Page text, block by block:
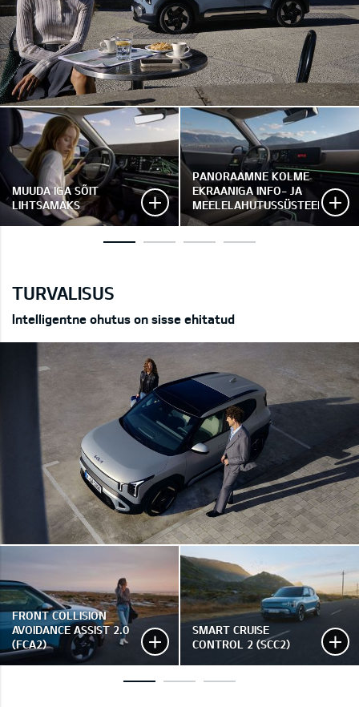
MUUDA IGA SÕIT
LIHTSAMAKS
PANORAAMNE KOLME
EKRAANIGA INFO- JA
MEELELAHUTUSSÜSTEEM
TURVALISUS
Intelligentne ohutus on sisse ehitatud
FRONT COLLISION
AVOIDANCE ASSIST 2.0
(FCA2)
SMART CRUISE
CONTROL 2 (SCC2)